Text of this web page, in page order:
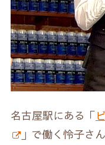
名古屋駅にある「
」で働く怜子さん